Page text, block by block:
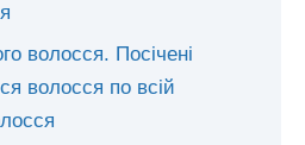
волосся. Посічені
волосся по всій